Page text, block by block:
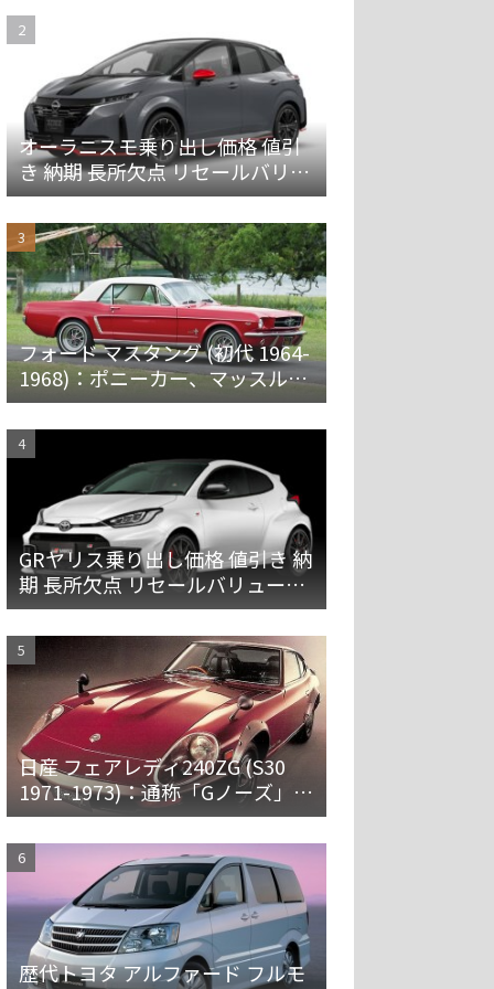
オーラニスモ乗り出し価格 値引
き 納期 長所欠点 リセールバリュ
ーを解説
フォード マスタング (初代 1964-
1968)：ポニーカー、マッスルカ
ーの愛称で親しまれ大ヒット
GRヤリス乗り出し価格 値引き 納
期 長所欠点 リセールバリューを
解説
日産 フェアレディ240ZG (S30
1971-1973)：通称「Gノーズ」と
オーバーフェンダーを装備した
特別なZ
歴代トヨタ アルファード フルモ